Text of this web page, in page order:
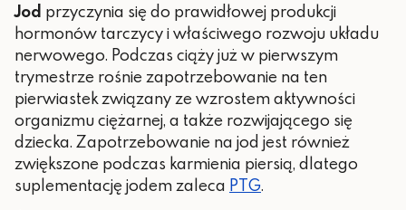
Jod przyczynia się do prawidłowej produkcji
hormonów tarczycy i właściwego rozwoju układu
nerwowego. Podczas ciąży już w pierwszym
trymestrze rośnie zapotrzebowanie na ten
pierwiastek związany ze wzrostem aktywności
organizmu ciężarnej, a także rozwijającego się
dziecka. Zapotrzebowanie na jod jest również
zwiększone podczas karmienia piersią, dlatego
suplementację jodem zaleca PTG.